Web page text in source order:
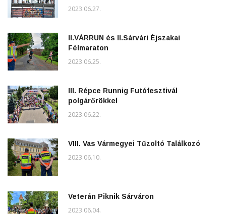
2023.06.27.
II.VÁRRUN és II.Sárvári Éjszakai
Félmaraton
2023.06.25.
III. Répce Runnig Futófesztivál
polgárőrökkel
2023.06.22.
VIII. Vas Vármegyei Tűzoltó Találkozó
2023.06.10.
Veterán Piknik Sárváron
2023.06.04.